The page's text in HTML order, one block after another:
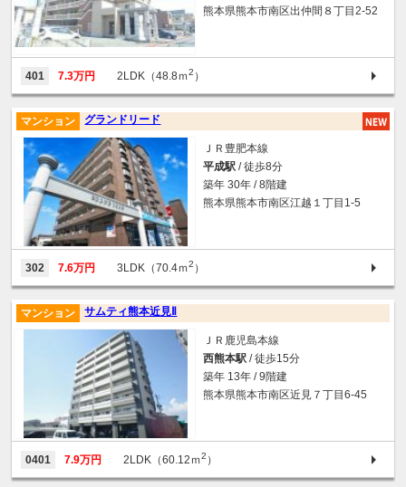
熊本県熊本市南区出仲間８丁目2-52
401 7.3万円 2LDK（48.8ｍ2 ）
グランドリード
マンション
ＪＲ豊肥本線
平成駅 / 徒歩8分
築年 30年 / 8階建
熊本県熊本市南区江越１丁目1-5
302 7.6万円 3LDK（70.4ｍ2 ）
サムティ熊本近見Ⅱ
マンション
ＪＲ鹿児島本線
西熊本駅 / 徒歩15分
築年 13年 / 9階建
熊本県熊本市南区近見７丁目6-45
0401 7.9万円 2LDK（60.12ｍ2 ）